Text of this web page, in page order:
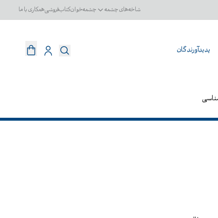
شاخه‌های چشمه چشمه‌خوانکتاب‌فروشیهمکاری با ما
پدیدآورندگان